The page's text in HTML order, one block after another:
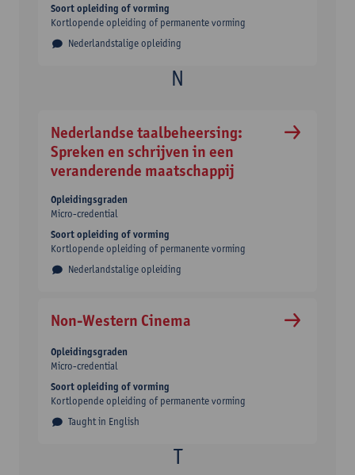
Nederlandstalige opleiding
Soort opleiding of vorming
Kortlopende opleiding of permanente vorming
Nederlandse taalbeheersing:
Spreken en schrijven in een
veranderende maatschappij
Nederlandstalige opleiding
Opleidingsgraden
Micro-credential
Soort opleiding of vorming
Kortlopende opleiding of permanente vorming
Non-Western Cinema
Taught in English
Opleidingsgraden
Micro-credential
Soort opleiding of vorming
Kortlopende opleiding of permanente vorming